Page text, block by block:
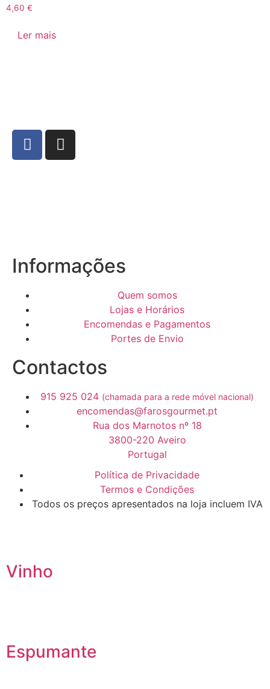
4,60 €
Ler mais
Informações
Quem somos
Lojas e Horários
Encomendas e Pagamentos
Portes de Envio
Contactos
915 925 024 (chamada para a rede móvel nacional)
encomendas@farosgourmet.pt
Rua dos Marnotos nº 18
3800-220 Aveiro
Portugal
Política de Privacidade
Termos e Condições
Todos os preços apresentados na loja incluem IVA
Vinho
Espumante